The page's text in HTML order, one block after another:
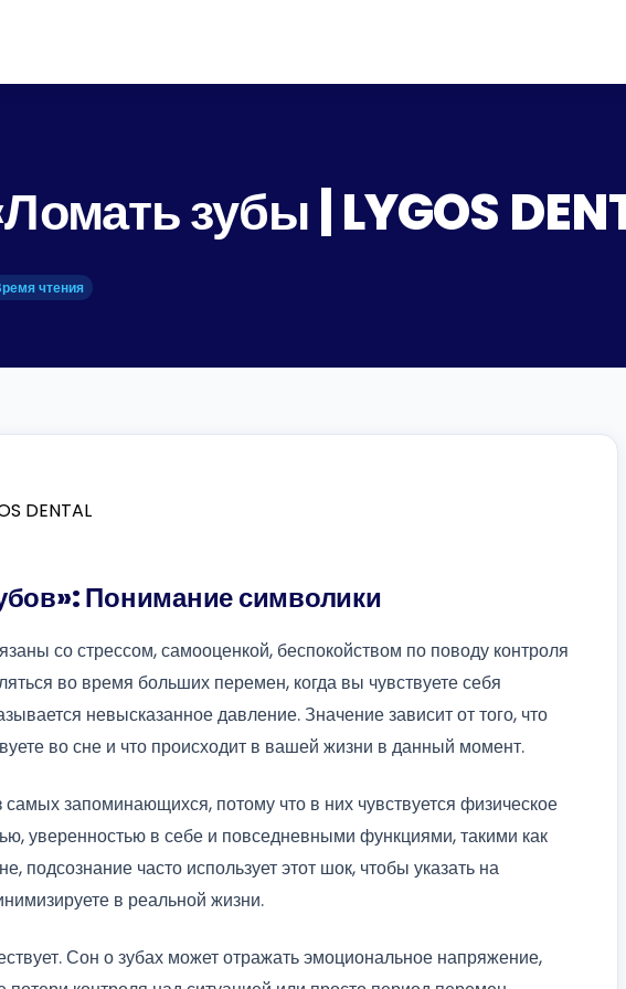
зубы | LYGOS
чтения
Понимание символики
со стрессом, самооценкой, беспокойством по поводу контроля
во время больших перемен, когда вы чувствуете себя
невысказанное давление. Значение зависит от того, что
во сне и что происходит в вашей жизни в данный момент.
запоминающихся, потому что в них чувствуется физическое
уверенностью в себе и повседневными функциями, такими как
подсознание часто использует этот шок, чтобы указать на
в реальной жизни.
Сон о зубах может отражать эмоциональное напряжение,